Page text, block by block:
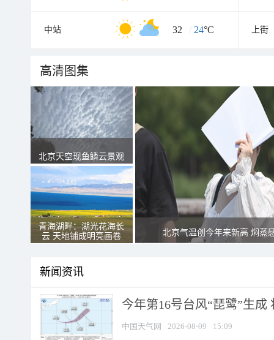
中站 32 / 24°C 上街
高清图集
北京天空现鱼鳞云景观
青海湖畔：湖光花海长
云 天地铺成明亮画卷
北京气温创今年来新高 焖蒸
新闻资讯
今年第16号台风“琵鹭”生
中国天气网 2026-08-09 15:09